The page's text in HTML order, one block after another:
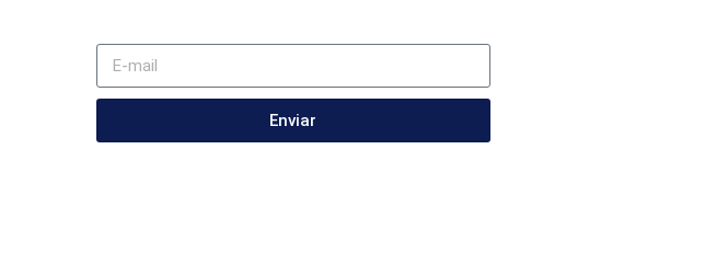
Enviar